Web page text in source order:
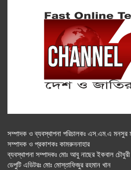
সম্পাদক ও ব্যবস্থাপনা পরিচালকঃ এস.এম.এ মনসুর
সম্পাদক ও প্রকাশকঃ কামরুননাহার
ব্যবস্থাপনা সম্পাদকঃ মোঃ আবু নাছের ইকবাল চৌধুরী
ডেপুটি এডিটরঃ মোঃ মোস্তাফিজুর রহমান খান